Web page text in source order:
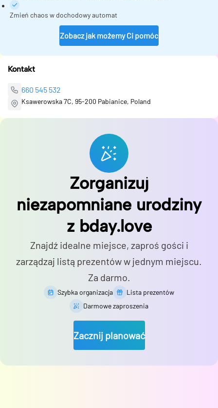
Zmień chaos w dochodowy automat
Zobacz jak możemy Ci pomóc
Kontakt
660 545 532
Ksawerowska 7C, 95-200 Pabianice, Poland
Zorganizuj
niezapomniane urodziny
z bday.love
Znajdź idealne miejsce, zaproś gości i
zarządzaj listą prezentów w jednym miejscu.
Za darmo.
Szybka organizacja
Lista prezentów
Darmowe zaproszenia
Zacznij planować